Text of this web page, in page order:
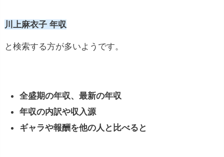
川上麻衣子 年収
と検索する方が多いようです。
全盛期の年収、最新の年収
年収の内訳や収入源
ギャラや報酬を他の人と比べると